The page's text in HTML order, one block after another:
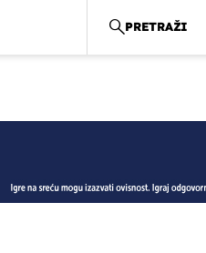
PRETRAŽI